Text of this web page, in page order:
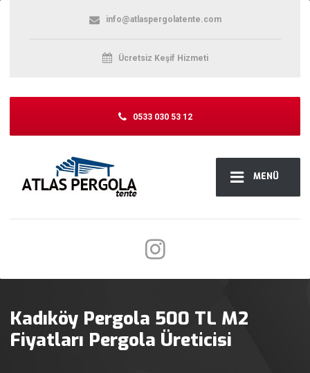
MENÜ
info@atlaspergolatente.com
Ücretsiz Keşif Hizmeti
0533 030 53 12
Kadıköy Pergola 500 TL M2
Fiyatları Pergola Üreticisi